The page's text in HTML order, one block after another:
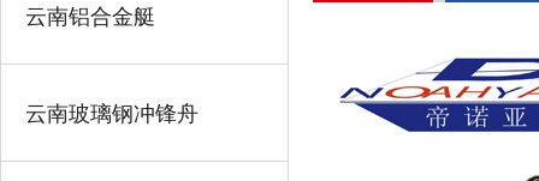
云南铝合金艇
云南玻璃钢冲锋舟